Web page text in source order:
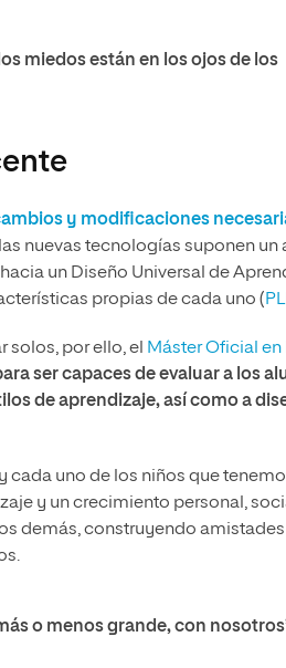
miedos están en los ojos de los
y modificaciones
nuevas tecnologías suponen
un Diseño Universal de
propias de cada uno (
solos, por ello, el Máster Oficial
ser capaces de evaluar a los
de aprendizaje, así como a
cada uno de los niños que
y un crecimiento personal,
demás, construyendo
o menos grande, con